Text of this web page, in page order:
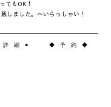
ってもOK！
しました。へいらっしゃい！
細 ● ◆ 予 約 ◆